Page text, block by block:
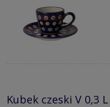
Kubek czeski V 0,3